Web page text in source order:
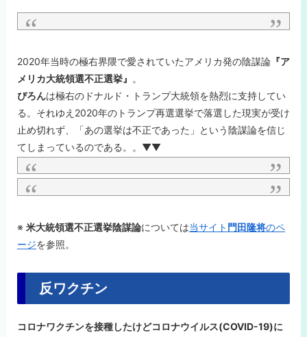
2020年当時の極右界隈で愛されていたアメリカ発の陰謀論『ア
メリカ大統領選不正選挙』 。
ぴろんは極右のドナルド・トランプ大統領を熱烈に支持してい
る。それゆえ2020年のトランプ再選選挙で落選した現実が受け
止め切れず、「あの選挙は不正であった」という陰謀論を信じ
てしまっているのである。。▼▼
※ 米大統領選不正選挙陰謀論については当サイト 門田隆将のペ
ージを参照。
反ワクチン
コロナワクチンを接種したけどコロナウイルス(COVID-19)に